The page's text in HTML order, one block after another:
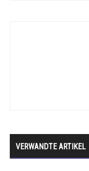
VERWANDTE ARTIKEL